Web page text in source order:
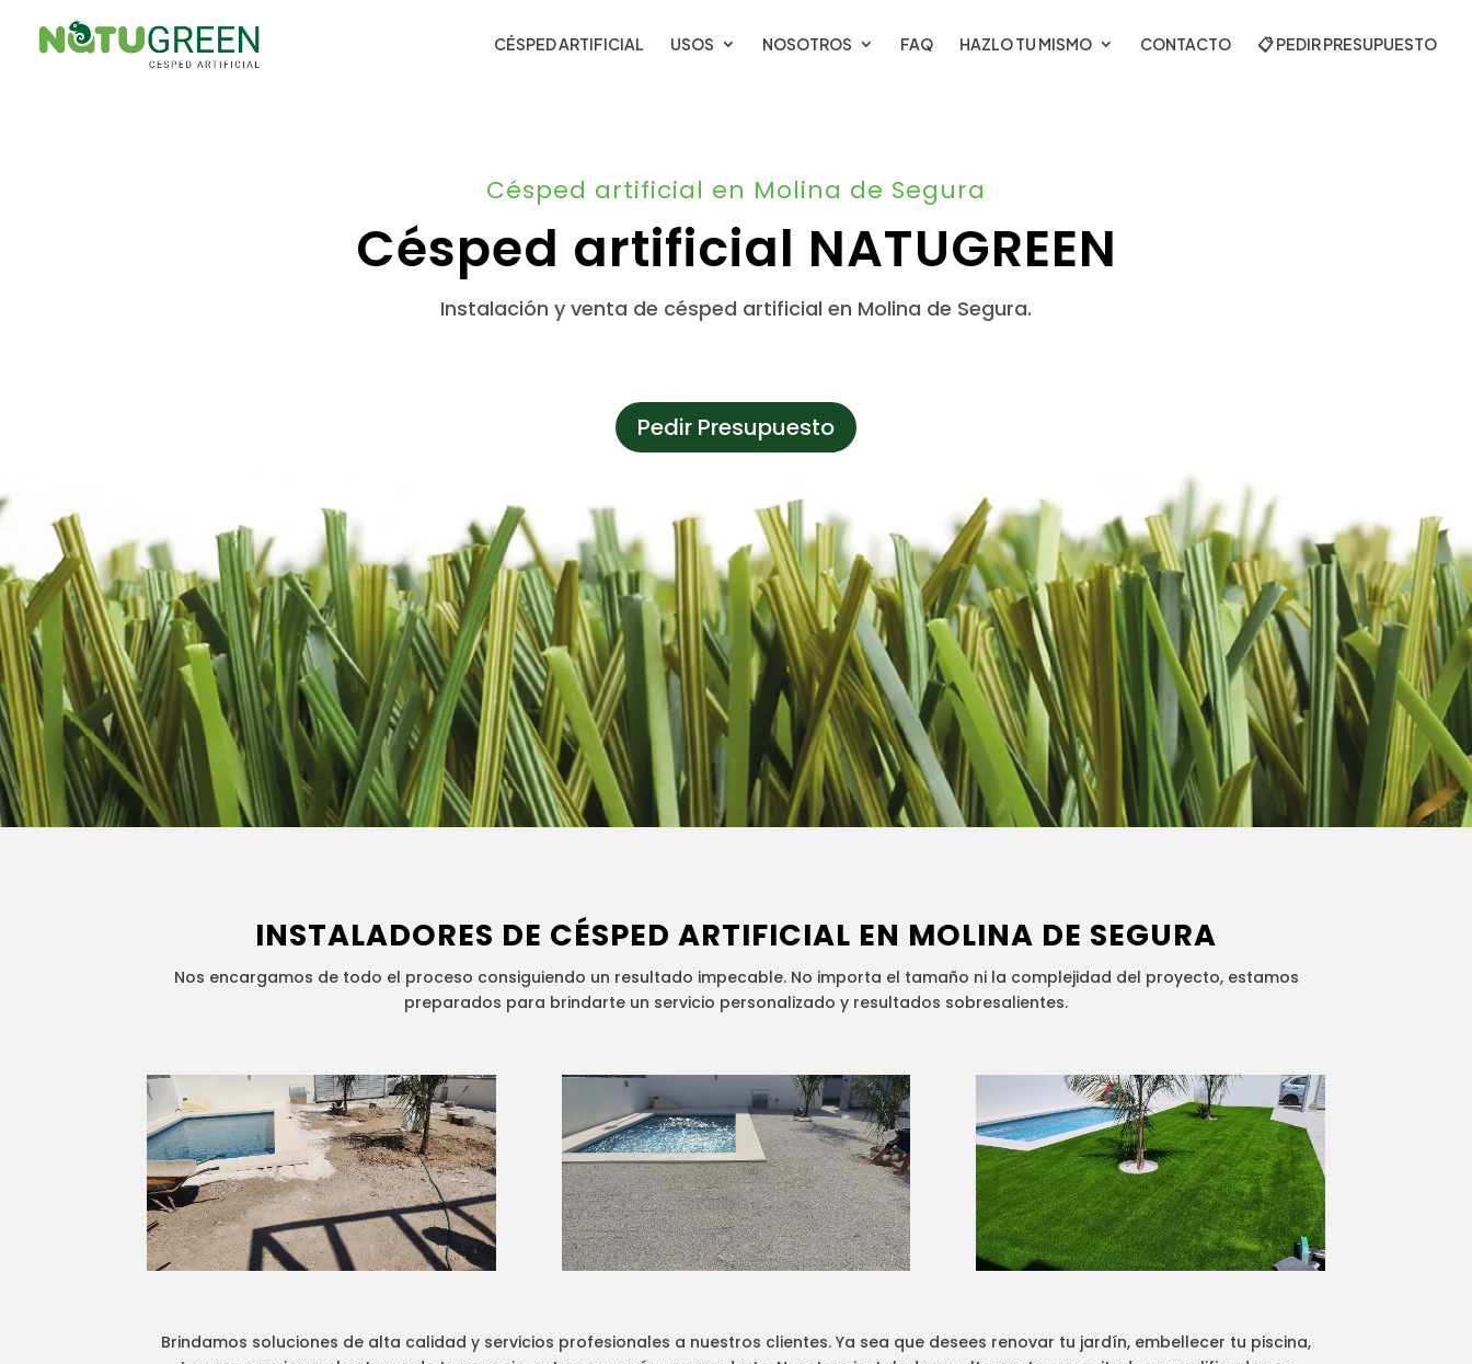
CÉSPED ARTIFICIAL USOS NOSOTROS FAQ HAZLO TU MISMO CONTACTO 📋 PEDIR PRESUPUESTO
Césped artificial en Molina de Segura
Césped artificial NATUGREEN
Instalación y venta de césped artificial en Molina de Segura.
Pedir Presupuesto
INSTALADORES DE CÉSPED ARTIFICIAL EN MOLINA DE SEGURA
Nos encargamos de todo el proceso consiguiendo un resultado impecable. No importa el tamaño ni la complejidad del proyecto, estamos
preparados para brindarte un servicio personalizado y resultados sobresalientes.
Brindamos soluciones de alta calidad y servicios profesionales a nuestros clientes. Ya sea que desees renovar tu jardín, embellecer tu piscina,